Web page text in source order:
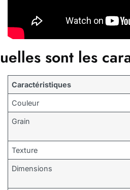
sont les
Caractéristiques
Couleur
Grain
Texture
Dimensions